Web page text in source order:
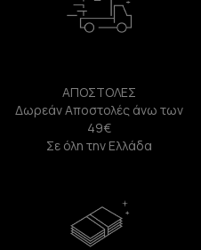
ΑΠΟΣΤΟΛΕΣ
Δωρεάν Αποστολές άνω των
49€
Σε όλη την Ελλάδα